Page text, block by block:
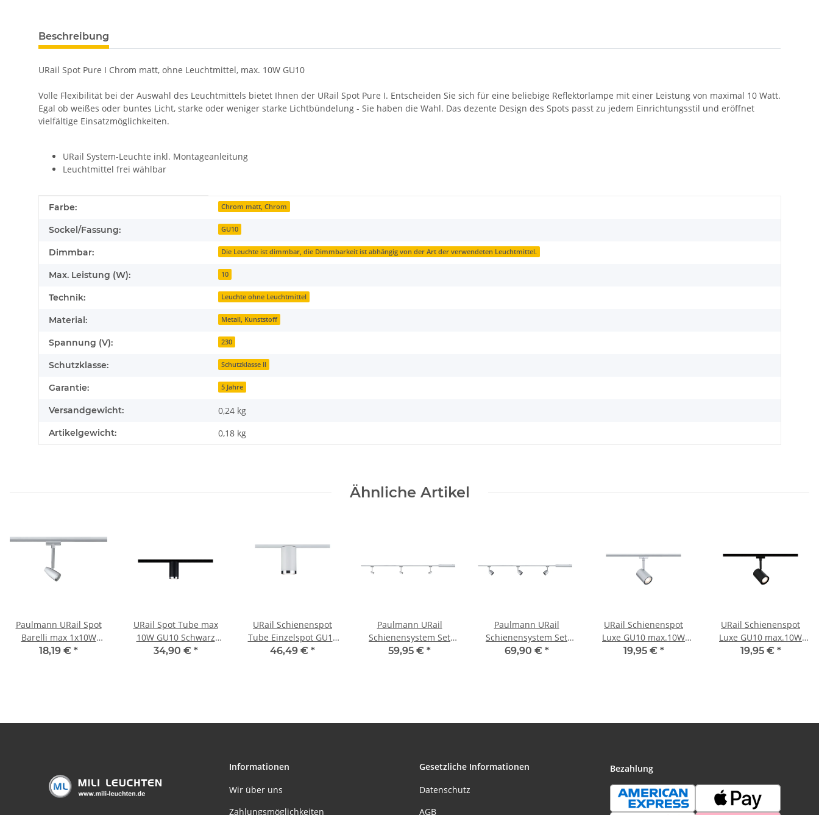
Beschreibung
URail Spot Pure I Chrom matt, ohne Leuchtmittel, max. 10W GU10
Volle Flexibilität bei der Auswahl des Leuchtmittels bietet Ihnen der URail Spot Pure I. Entscheiden Sie sich für eine beliebige Reflektorlampe mit einer Leistung von maximal 10 Watt.
Egal ob weißes oder buntes Licht, starke oder weniger starke Lichtbündelung - Sie haben die Wahl. Das dezente Design des Spots passt zu jedem Einrichtungsstil und eröffnet
vielfältige Einsatzmöglichkeiten.
URail System-Leuchte inkl. Montageanleitung
Leuchtmittel frei wählbar
Produkteigenschaft
Wert
Farbe: Chrom matt, Chrom
Sockel/Fassung: GU10
Dimmbar: Die Leuchte ist dimmbar, die Dimmbarkeit ist abhängig von der Art der verwendeten Leuchtmittel.
Max. Leistung (W): 10
Technik: Leuchte ohne Leuchtmittel
Material: Metall, Kunststoff
Spannung (V): 230
Schutzklasse: Schutzklasse II
Garantie: 5 Jahre
Versandgewicht: 0,24 kg
Artikelgewicht: 0,18 kg
Ähnliche Artikel
Paulmann URail Spot
Barelli max 1x10W
GU10 Chrom
18,19 € *
URail Spot Tube max
10W GU10 Schwarz
matt/Chrom 230V
34,90 € *
URail Schienenspot
Tube Einzelspot GU10
max. 10W dimmbar
46,49 € *
Paulmann URail
Schienensystem Set
Barelli max 3x10W
59,95 € *
Paulmann URail
Schienensystem Set
Cover max 3x10W GU10
69,90 € *
URail Schienenspot
Luxe GU10 max.10W
dimmbar 230V Chrom
19,95 € *
URail Schienenspot
Luxe GU10 max.10W
dimmbar 230V Schwarz
19,95 € *
Informationen
Wir über uns
Zahlungsmöglichkeiten
Gesetzliche Informationen
Datenschutz
AGB
Bezahlung